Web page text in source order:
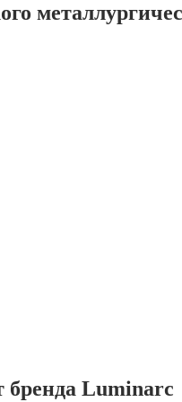
бренда Luminarc